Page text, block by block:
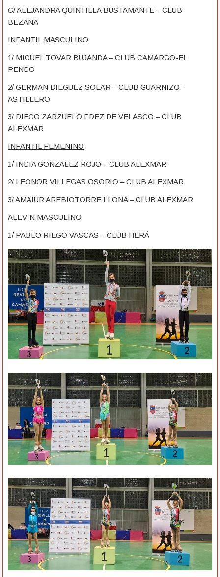
C/ ALEJANDRA QUINTILLA BUSTAMANTE – CLUB
BEZANA
INFANTIL MASCULINO
1/ MIGUEL TOVAR BUJANDA – CLUB CAMARGO-EL
PENDO
2/ GERMAN DIEGUEZ SOLAR – CLUB GUARNIZO-
ASTILLERO
3/ DIEGO ZARZUELO FDEZ DE VELASCO – CLUB
ALEXMAR
INFANTIL FEMENINO
1/ INDIA GONZALEZ ROJO – CLUB ALEXMAR
2/ LEONOR VILLEGAS OSORIO – CLUB ALEXMAR
3/ AMAIUR AREBIOTORRE LLONA – CLUB ALEXMAR
ALEVIN MASCULINO
1/ PABLO RIEGO VASCAS – CLUB HERÁ